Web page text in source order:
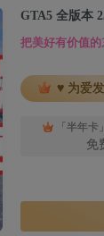
把美好有价值的
♥ 为爱
「半年
免